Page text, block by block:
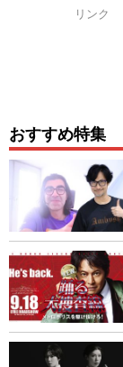
リンク
おすすめ特集